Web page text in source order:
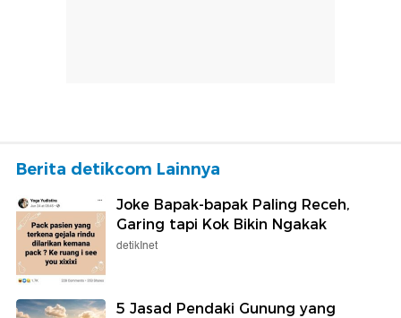
Berita detikcom Lainnya
Joke Bapak-bapak Paling Receh,
Garing tapi Kok Bikin Ngakak
detikInet
5 Jasad Pendaki Gunung yang